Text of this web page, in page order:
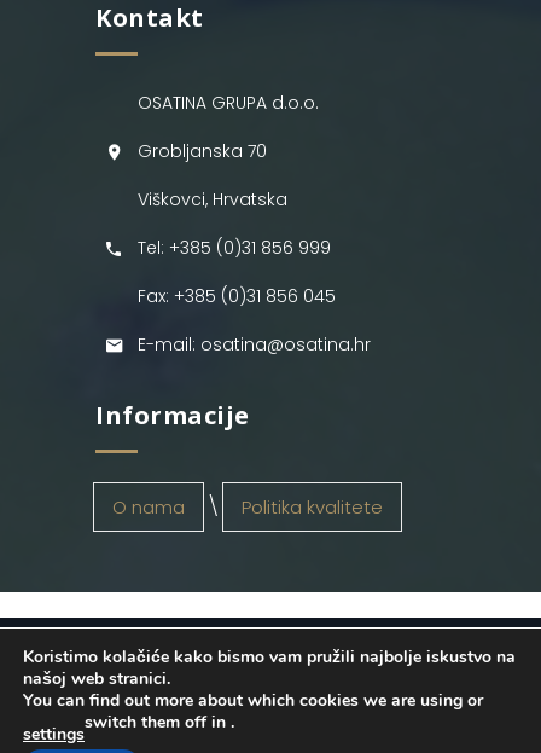
Kontakt
OSATINA GRUPA d.o.o.
Grobljanska 70
Viškovci, Hrvatska
Tel: +385 (0)31 856 999
Fax: +385 (0)31 856 045
E-mail: osatina@osatina.hr
Informacije
O nama Politika kvalitete
OSATINA GRUPA d.o.o. 2026
. Configured
byINFOS Osijek. Sva prava pridržana.
Koristimo kolačiće kako bismo vam pružili najbolje iskustvo na
našoj web stranici.
You can find out more about which cookies we are using or
switch them off in
settings
.